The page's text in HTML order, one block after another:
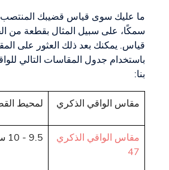
ما عليك سوى قياس قضيبك المنتصب
سمكًا، على سبيل المثال بقطعة من
قياس. يمكنك بعد ذلك العثور على
باستخدام جدول المقاسات التالي
بنا:
مقاس الواقي الذكري لمحيط
مقاس الواقي الذكري
47
9.5 - 10 سم